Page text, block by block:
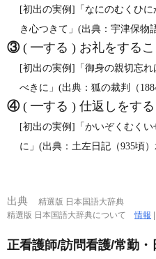
[初出の実例]「なにのむくひ
き心つきて」(出典：宇津保物
③( ━する ) お礼をするこ
[初出の実例]「御身の親切忘
べきに」(出典：狐の裁判（
④( ━する ) 仕返しをする
[初出の実例]「かいぞくむく
に」(出典：土左日記（935頃
出典
精選版 日本国語大辞典
精選版 日本国語大辞典について情報 |
正看護師/訪問看護/常勤・